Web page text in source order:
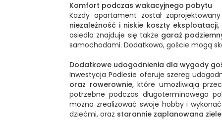
Komfort podczas wakacyjnego pobytu
Każdy apartament został
niezależność i niskie koszty eksploatacji,
osiedla znajduje się także garaż
samochodami. Dodatkowo, goście mogą
Dodatkowe udogodnienia dla wygody
Inwestycja Podlesie oferuje szereg
oraz rowerownie,które umożliwiają
potrzebne podczas długoterminowego
można zrealizować swoje hobby i
dziećmi, oraz starannie zaplanowana